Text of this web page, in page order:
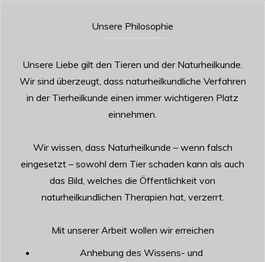
Unsere Philosophie
Unsere Liebe gilt den Tieren und der Naturheilkunde.
Wir sind überzeugt, dass naturheilkundliche Verfahren
in der Tierheilkunde einen immer wichtigeren Platz
einnehmen.
Wir wissen, dass Naturheilkunde – wenn falsch
eingesetzt – sowohl dem Tier schaden kann als auch
das Bild, welches die Öffentlichkeit von
naturheilkundlichen Therapien hat, verzerrt.
Mit unserer Arbeit wollen wir erreichen
Anhebung des Wissens- und